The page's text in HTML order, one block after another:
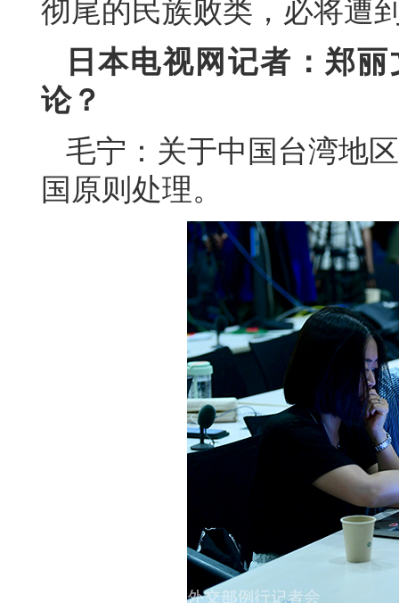
彻尾的民族败类，必将遭
日本电视网记者：郑
论？
毛宁：关于中国台湾地
国原则处理。